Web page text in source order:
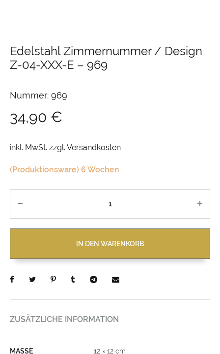
Edelstahl Zimmernummer / Design
Z-04-XXX-E – 969
Nummer: 969
34,90 €
inkl. MwSt. zzgl. Versandkosten
(Produktionsware) 6 Wochen
IN DEN WARENKORB
ZUSÄTZLICHE INFORMATION
MASSE 12 × 12 cm